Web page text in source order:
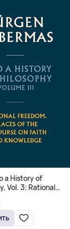
a History of
Vol. 3: Rational
of the
Faith and
(Твердый